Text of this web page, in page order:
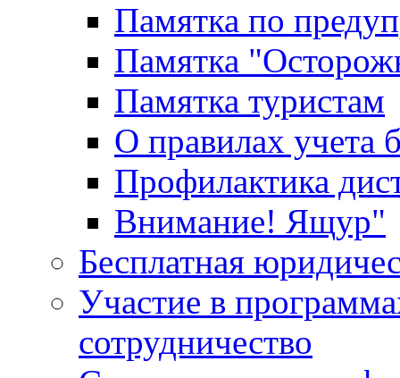
Памятка по
Памятка
Памятка туристам
О правилах учета
Профилактика
Внимание! Ящур"
Бесплатная
Участие в
сотрудничество